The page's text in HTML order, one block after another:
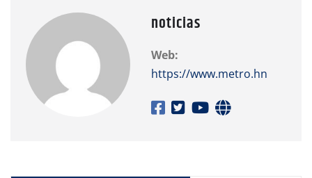
noticias
Web:
https://www.metro.hn